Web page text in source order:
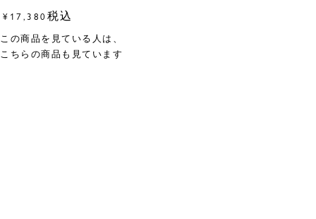
¥ 17,380 税込
この商品を見ている人は、
こちらの商品も見ています